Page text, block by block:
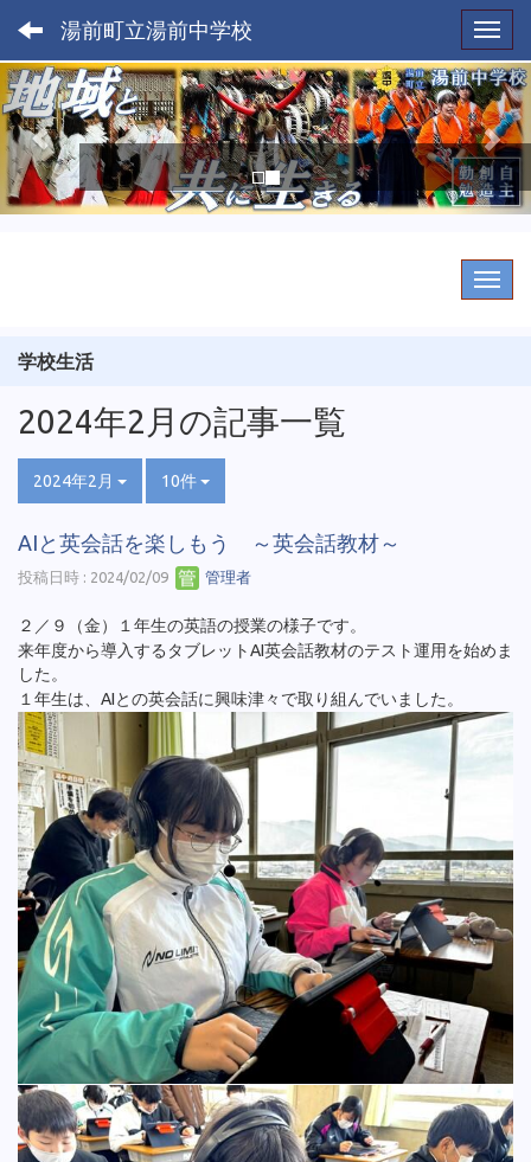
湯前町立湯前中学校
p
r
e
v
i
n
e
x
t
学校生活
2024年2月の記事一覧
2024年2月 10件
AIと英会話を楽しもう ～英会話教材～
投稿日時 : 2024/02/09 管理者
２／９（金）１年生の英語の授業の様子です。
来年度から導入するタブレットAI英会話教材のテスト運用を始めま
した。
１年生は、AIとの英会話に興味津々で取り組んでいました。